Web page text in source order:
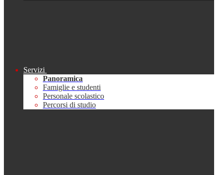
Servizi
Panoramica
Famiglie e studenti
Personale scolastico
Percorsi di studio